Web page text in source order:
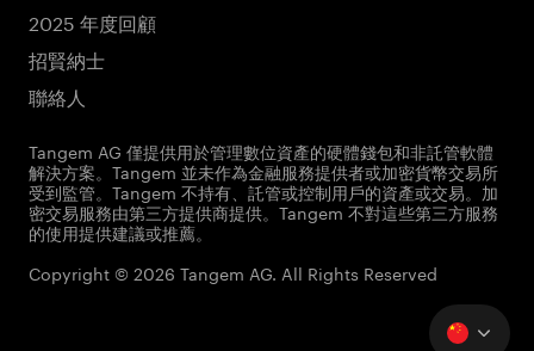
2025 年度回顧
招賢納士
聯絡人
Tangem AG 僅提供用於管理數位資產的硬體錢包和非託管軟體
解決方案。Tangem 並未作為金融服務提供者或加密貨幣交易所
受到監管。Tangem 不持有、託管或控制用戶的資產或交易。加
密交易服務由第三方提供商提供。Tangem 不對這些第三方服務
的使用提供建議或推薦。